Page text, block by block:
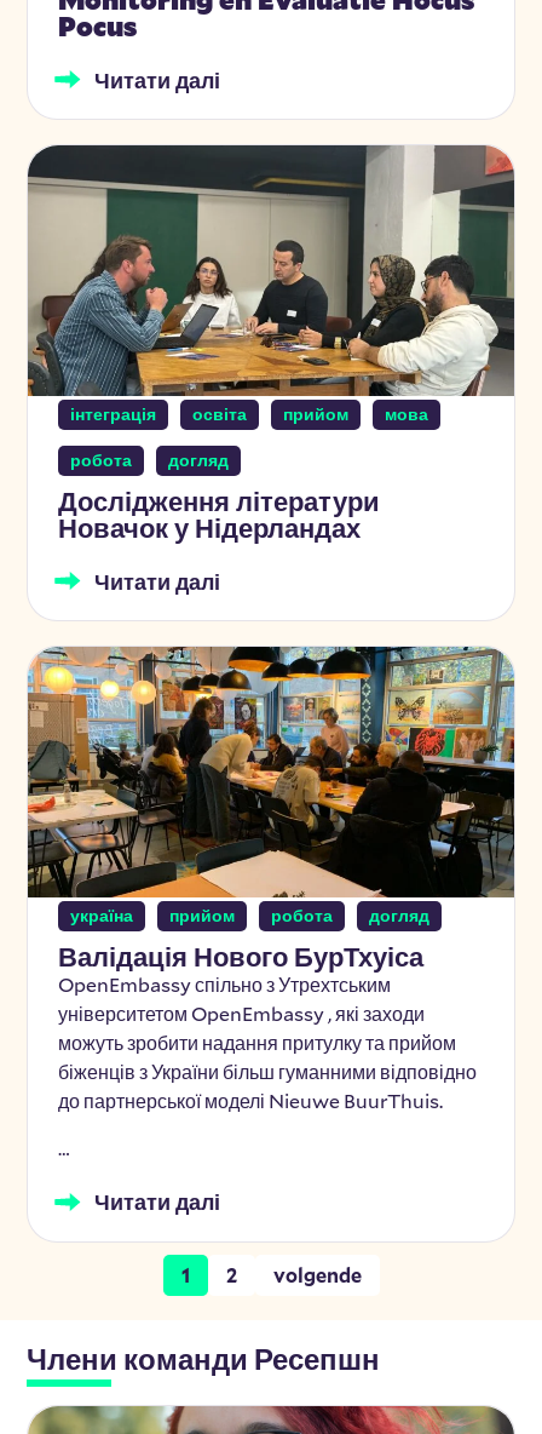
Pocus
Читати далі
інтеграція освіта прийом
мова
робота
догляд
Дослідження літератури
Новачок у Нідерландах
Читати далі
україна прийом робота догляд
Валідація Нового БурТхуіса
OpenEmbassy спільно з Утрехтським
університетом OpenEmbassy , які заходи
можуть зробити надання притулку та прийом
біженців з України більш гуманними відповідно
до партнерської моделі Nieuwe BuurThuis.
…
Читати далі
1 2 volgende
Члени команди Ресепшн